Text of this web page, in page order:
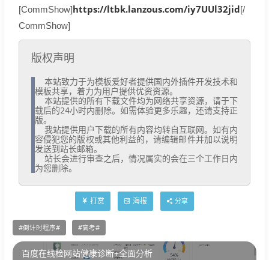
[CommShow]https://ltbk.lanzous.com/iy7UUl32jid[/
CommShow]
版权声明
模板共享，着力为用户提供优资资源。
载后的24小时内删除。如需体验更多乐趣，还请支持正
版。
容侵犯您的版权或其他利益的，请编辑邮件并加以说明
发送到站长邮箱。
为您删除。
打赏 海报 分享
倒计时程序 高考
百度在线检网站健康诊断+全面分析